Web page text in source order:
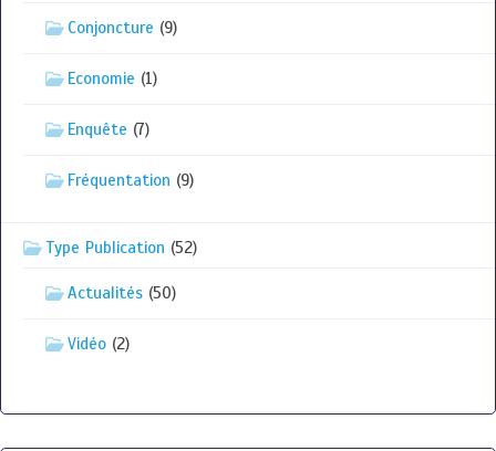
Conjoncture (9)
Economie (1)
Enquête (7)
Fréquentation (9)
Type Publication (52)
Actualités (50)
Vidéo (2)